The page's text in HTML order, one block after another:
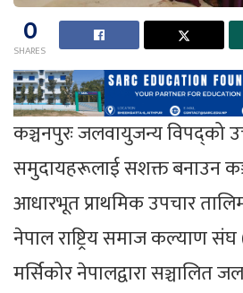
0
SHARES
कञ्चनपुरः जलवायुजन्य विपद्को
समुदायहरूलाई सशक्त बनाउन
आधारभूत प्राथमिक उपचार
नेपाल राष्ट्रिय समाज कल्याण
मर्सिकोर नेपालद्वारा सञ्चालित